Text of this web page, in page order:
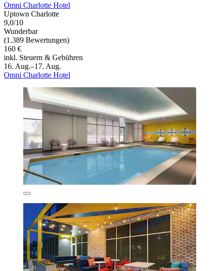
Omni Charlotte Hotel
Uptown Charlotte
9,0/10
Wunderbar
(1.389 Bewertungen)
160 €
inkl. Steuern & Gebühren
16. Aug.–17. Aug.
Omni Charlotte Hotel